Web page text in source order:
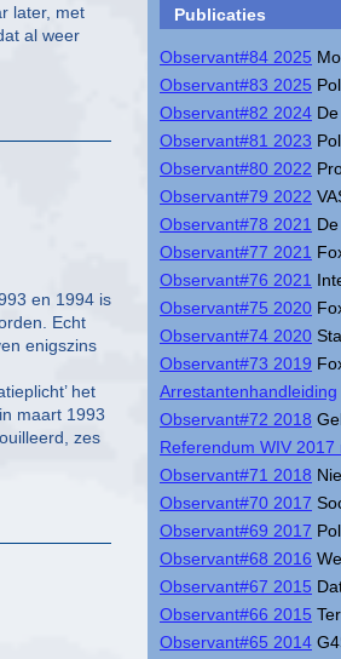
Publicaties
Observant#84 2025
Observant#83 2025
Observant#82 2024
Observant#81 2023
Observant#80 2022
Observant#79 2022
Observant#78 2021
Observant#77 2021
Observant#76 2021
Observant#75 2020
Observant#74 2020
Observant#73 2019
Arrestantenhandleiding
Observant#72 2018
Referendum WIV 2017
Observant#71 2018
Observant#70 2017
Observant#69 2017
Observant#68 2016
Observant#67 2015
Observant#66 2015
Observant#65 2014
later, met
al weer
en 1994 is
Echt
enigszins
het
maart 1993
zes